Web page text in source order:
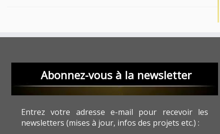
Abonnez-vous à la newsletter
Entrez votre adresse e-mail pour recevoir les
newsletters (mises à jour, infos des projets etc.) :